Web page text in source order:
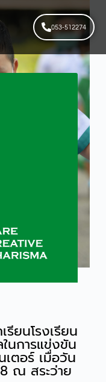
053-512274
ยนโรงเรียน
นการแข่งขัน
เตอร์ เมื่อวัน
ณ สระว่าย